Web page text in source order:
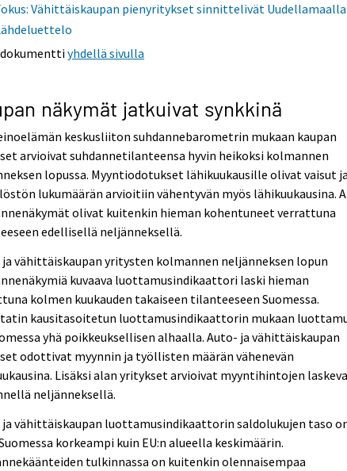
Vähittäiskaupan pienyritykset sinnittelivät Uudellamaalla
dokumenttiyhdellä sivulla
näkymät jatkuivat synkkinä
keskusliiton suhdannebarometrin mukaan kaupan
arvioivat suhdannetilanteensa hyvin heikoksi kolmannen
lopussa. Myyntiodotukset lähikuukausille olivat vaisut ja
lukumäärän arvioitiin vähentyvän myös lähikuukausina.
olivat kuitenkin hieman kohentuneet verrattuna
edellisellä neljänneksellä.
vähittäiskaupan yritysten kolmannen neljänneksen lopun
kuvaava luottamusindikaattori laski hieman
kolmen kuukauden takaiseen tilanteeseen Suomessa.
kausitasoitetun luottamusindikaattorin mukaan
yhä poikkeuksellisen alhaalla. Auto- ja vähittäiskaupan
odottivat myynnin ja työllisten määrän vähenevän
Lisäksi alan yritykset arvioivat myyntihintojen
neljänneksellä.
vähittäiskaupan luottamusindikaattorin saldolukujen taso
korkeampi kuin EU:n alueella keskimäärin.
tulkinnassa on kuitenkin olennaisempaa